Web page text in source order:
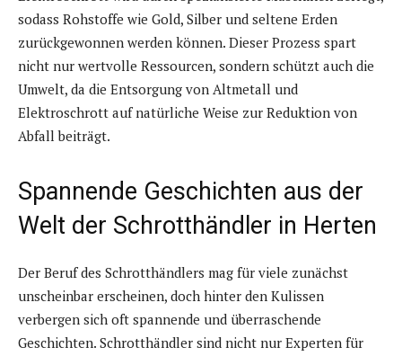
sodass Rohstoffe wie Gold, Silber und seltene Erden
zurückgewonnen werden können. Dieser Prozess spart
nicht nur wertvolle Ressourcen, sondern schützt auch die
Umwelt, da die Entsorgung von Altmetall und
Elektroschrott auf natürliche Weise zur Reduktion von
Abfall beiträgt.
Spannende Geschichten aus der
Welt der Schrotthändler in Herten
Der Beruf des Schrotthändlers mag für viele zunächst
unscheinbar erscheinen, doch hinter den Kulissen
verbergen sich oft spannende und überraschende
Geschichten. Schrotthändler sind nicht nur Experten für